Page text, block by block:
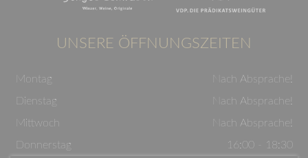
UNSERE ÖFFNUNGSZEITEN
Montag
Nach Absprache!
Dienstag
Nach Absprache!
Mittwoch
Nach Absprache!
Donnerstag
16:00 - 18:30